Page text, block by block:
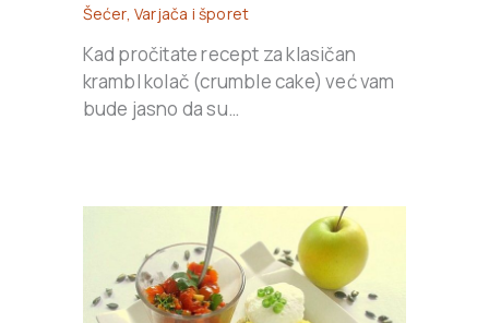
Šećer,Varjača i šporet
Kad pročitate recept za klasičan
krambl kolač (crumble cake) već vam
bude jasno da su…